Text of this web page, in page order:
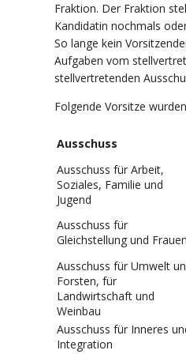
Fraktion. Der Fraktion
Kandidatin nochmals
So lange kein
Aufgaben vom
stellvertretenden
Folgende Vorsitze
Ausschuss
Ausschuss für Arbeit,
Soziales, Familie und
Jugend
Ausschuss für
Gleichstellung und
Ausschuss für Umwelt
Forsten, für
Landwirtschaft und
Weinbau
Ausschuss für Inneres
Integration